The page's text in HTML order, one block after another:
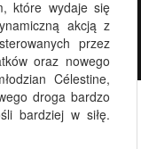
które wydaje się
akcją z
przez
oraz nowego
Célestine,
droga bardzo
bardziej w siłę.